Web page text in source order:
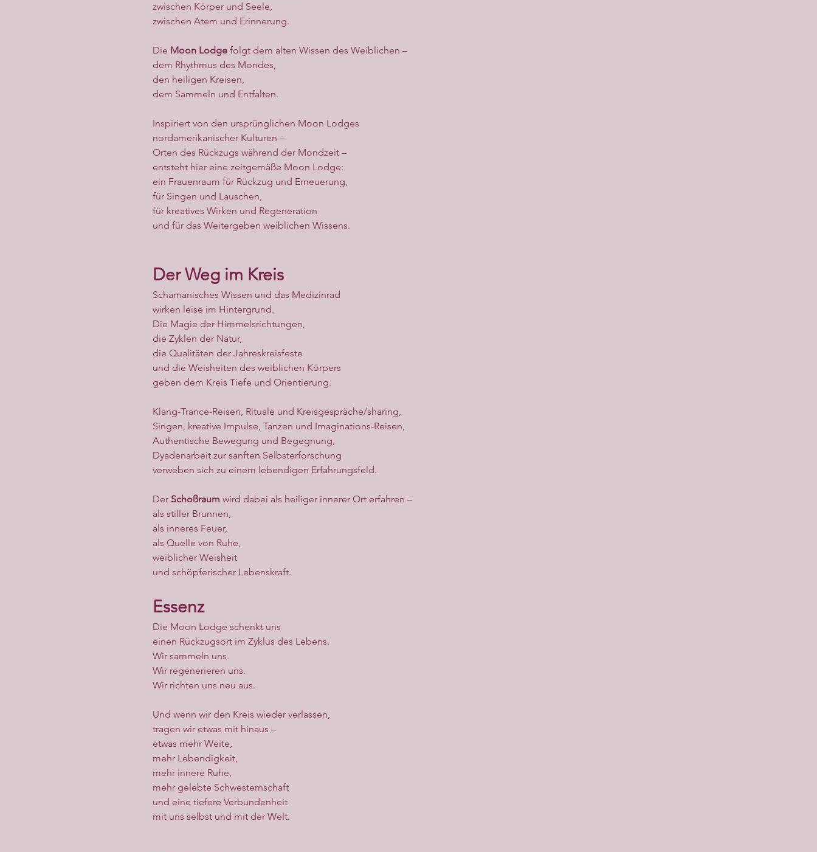
zwischen Körper und Seele,
zwischen Atem und Erinnerung.
Die Moon Lodge folgt dem alten Wissen des Weiblichen –
dem Rhythmus des Mondes,
den heiligen Kreisen,
dem Sammeln und Entfalten.
Inspiriert von den ursprünglichen Moon Lodges
nordamerikanischer Kulturen –
Orten des Rückzugs während der Mondzeit –
entsteht hier eine zeitgemäße Moon Lodge:
ein Frauenraum für Rückzug und Erneuerung,
für Singen und Lauschen,
für kreatives Wirken und Regeneration
und für das Weitergeben weiblichen Wissens.
Der Weg im Kreis
Schamanisches Wissen und das Medizinrad
wirken leise im Hintergrund.
Die Magie der Himmelsrichtungen,
die Zyklen der Natur,
die Qualitäten der Jahreskreisfeste
und die Weisheiten des weiblichen Körpers
geben dem Kreis Tiefe und Orientierung.
Klang-Trance-Reisen, Rituale und Kreisgespräche/sharing,
Singen, kreative Impulse, Tanzen und Imaginations-Reisen,
Authentische Bewegung und Begegnung,
Dyadenarbeit zur sanften Selbsterforschung
verweben sich zu einem lebendigen Erfahrungsfeld.
Der Schoßraum wird dabei als heiliger innerer Ort erfahren –
als stiller Brunnen,
als inneres Feuer,
als Quelle von Ruhe,
weiblicher Weisheit
und schöpferischer Lebenskraft.
Essenz
Die Moon Lodge schenkt uns
einen Rückzugsort im Zyklus des Lebens.
Wir sammeln uns.
Wir regenerieren uns.
Wir richten uns neu aus.
Und wenn wir den Kreis wieder verlassen,
tragen wir etwas mit hinaus –
etwas mehr Weite,
mehr Lebendigkeit,
mehr innere Ruhe,
mehr gelebte Schwesternschaft
und eine tiefere Verbundenheit
mit uns selbst und mit der Welt.